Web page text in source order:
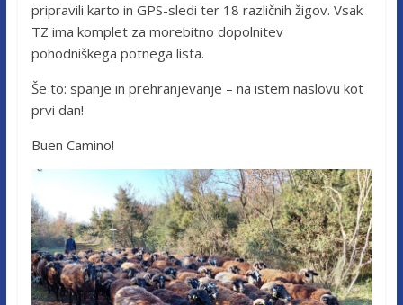
pripravili karto in GPS-sledi ter 18 različnih žigov. Vsak
TZ ima komplet za morebitno dopolnitev
pohodniškega potnega lista.
Še to: spanje in prehranjevanje – na istem naslovu kot
prvi dan!
Buen Camino!